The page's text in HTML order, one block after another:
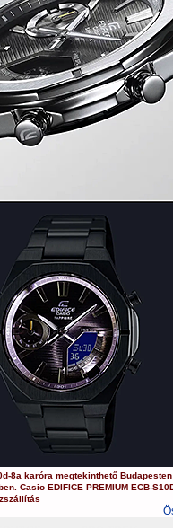
8a karóra megtekinthető
Casio EDIFICE PREMIUM ECB-